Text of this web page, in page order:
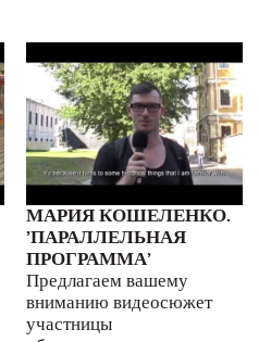
МАРИЯ КОШЕЛЕНКО.
’ПАРАЛЛЕЛЬНАЯ
ПРОГРАММА’
Предлагаем вашему
вниманию видеосюжет
участницы